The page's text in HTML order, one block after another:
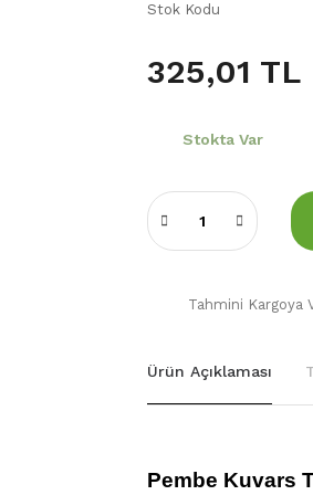
Stok Kodu
325,01 TL
Stokta Var
Tahmini Kargoya
Ürün Açıklaması
Pembe Kuvars